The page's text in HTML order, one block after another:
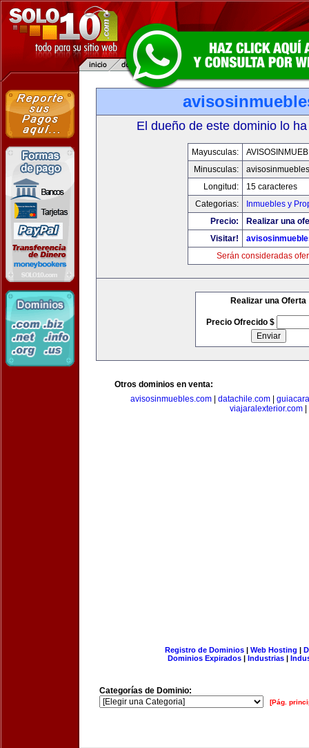
El dueño de este dominio lo
Mayusculas:
Minusculas:
Longitud:
15 caracteres
Categorias:
Inmuebles y
Precio:
Realizar una
Visitar!
Serán consideradas
Realizar una Oferta
Precio Ofrecido $
Otros dominios en venta:
avisosinmuebles.com
datachile.com
viajaralexterior.com
Registro de Dominios| Web Hosting |
Dominios Expirados | Industrias |
Categorías de Dominio:
[Pág.